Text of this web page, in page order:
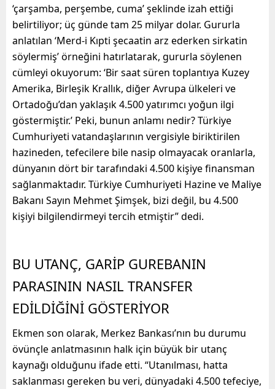
‘çarşamba, perşembe, cuma’ şeklinde izah ettiği
belirtiliyor; üç günde tam 25 milyar dolar. Gururla
anlatılan ‘Merd-i Kıpti şecaatin arz ederken sirkatin
söylermiş’ örneğini hatırlatarak, gururla söylenen
cümleyi okuyorum: ‘Bir saat süren toplantıya Kuzey
Amerika, Birleşik Krallık, diğer Avrupa ülkeleri ve
Ortadoğu’dan yaklaşık 4.500 yatırımcı yoğun ilgi
göstermiştir.’ Peki, bunun anlamı nedir? Türkiye
Cumhuriyeti vatandaşlarının vergisiyle biriktirilen
hazineden, tefecilere bile nasip olmayacak oranlarla,
dünyanın dört bir tarafındaki 4.500 kişiye finansman
sağlanmaktadır. Türkiye Cumhuriyeti Hazine ve Maliye
Bakanı Sayın Mehmet Şimşek, bizi değil, bu 4.500
kişiyi bilgilendirmeyi tercih etmiştir” dedi.
BU UTANÇ, GARİP GUREBANIN
PARASININ NASIL TRANSFER
EDİLDİĞİNİ GÖSTERİYOR
Ekmen son olarak, Merkez Bankası’nın bu durumu
övünçle anlatmasının halk için büyük bir utanç
kaynağı olduğunu ifade etti. “Utanılması, hatta
saklanması gereken bu veri, dünyadaki 4.500 tefeciye,